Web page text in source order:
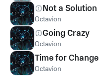
Not a Solution
Octavion
Going Crazy
Octavion
Time for Change
Octavion